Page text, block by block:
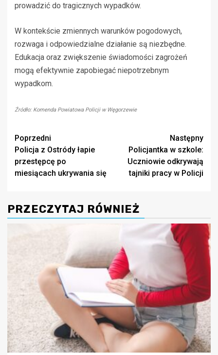
prowadzić do tragicznych wypadków.
W kontekście zmiennych warunków pogodowych,
rozwaga i odpowiedzialne działanie są niezbędne.
Edukacja oraz zwiększenie świadomości zagrożeń
mogą efektywnie zapobiegać niepotrzebnym
wypadkom.
Źródło: Komenda Powiatowa Policji w Węgorzewie
Zobacz
wpisy
Poprzedni
Policja z Ostródy łapie
przestępcę po
miesiącach ukrywania się
Następny
Policjantka w szkole:
Uczniowie odkrywają
tajniki pracy w Policji
PRZECZYTAJ RÓWNIEŻ